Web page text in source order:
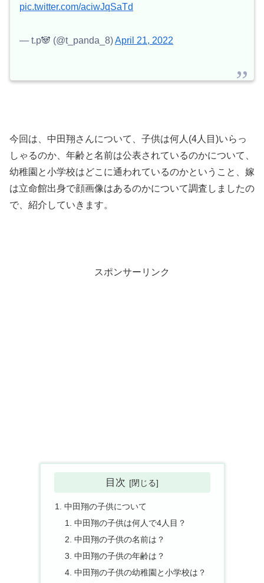
pic.twitter.com/aciwJqSaTd
— t.p🐼 (@t_panda_8)April 21, 2022
今回は、中田翔さんについて、子供は何人(4人目)いらっ
しゃるのか、年齢と名前は公表されているのかについて、
幼稚園と小学校はどこに通われているのかということ、嫁
は立命館出身で顔画像はあるのかについて調査しましたの
で、紹介していきます。
スポンサーリンク
目次
中田翔の子供について
中田翔の子供は何人で4人目？
中田翔の子供の名前は？
中田翔の子供の年齢は？
中田翔の子供の幼稚園と小学校は？